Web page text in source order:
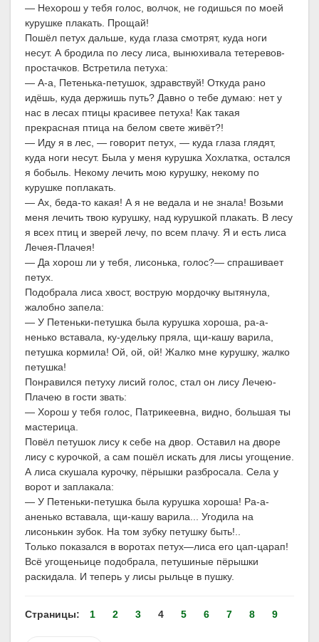
— Нехорош у тебя голос, волчок, не годишься по моей
курушке плакать. Прощай!
Пошёл петух дальше, куда глаза смотрят, куда ноги
несут. А бродила по лесу лиса, вынюхивала тетеревов-
простачков. Встретила петуха:
— А-а, Петенька-петушок, здравствуй! Откуда рано
идёшь, куда держишь путь? Давно о тебе думаю: нет у
нас в лесах птицы красивее петуха! Как такая
прекрасная птица на белом свете живёт?!
— Иду я в лес, — говорит петух, — куда глаза глядят,
куда ноги несут. Была у меня курушка Хохлатка, остался
я бобыль. Некому лечить мою курушку, некому по
курушке поплакать.
— Ах, беда-то какая! А я не ведала и не знала! Возьми
меня лечить твою курушку, над курушкой плакать. В лесу
я всех птиц и зверей лечу, по всем плачу. Я и есть лиса
Лечея-Плачея!
— Да хорош ли у тебя, лисонька, голос?— спрашивает
петух.
Подобрала лиса хвост, вострую мордочку вытянула,
жалобно запела:
— У Петеньки-петушка была курушка хороша, ра-а-
ненько вставала, ку-удельку пряла, щи-кашу варила,
петушка кормила! Ой, ой, ой! Жалко мне курушку, жалко
петушка!
Понравился петуху лисий голос, стал он лису Лечею-
Плачею в гости звать:
— Хорош у тебя голос, Патрикеевна, видно, большая ты
мастерица.
Повёл петушок лису к себе на двор. Оставил на дворе
лису с курочкой, а сам пошёл искать для лисы угощение.
А лиса скушала курочку, пёрышки разбросала. Села у
ворот и заплакала:
— У Петеньки-петушка была курушка хороша! Ра-а-
аненько вставала, щи-кашу варила... Угодила на
лисонькин зубок. На том зубку петушку быть!..
Только показался в воротах петух—лиса его цап-царап!
Всё угощеньице подобрала, петушиные пёрышки
раскидала. И теперь у лисы рыльце в пушку.
Страницы: 1 2 3 4 5 6 7 8 9